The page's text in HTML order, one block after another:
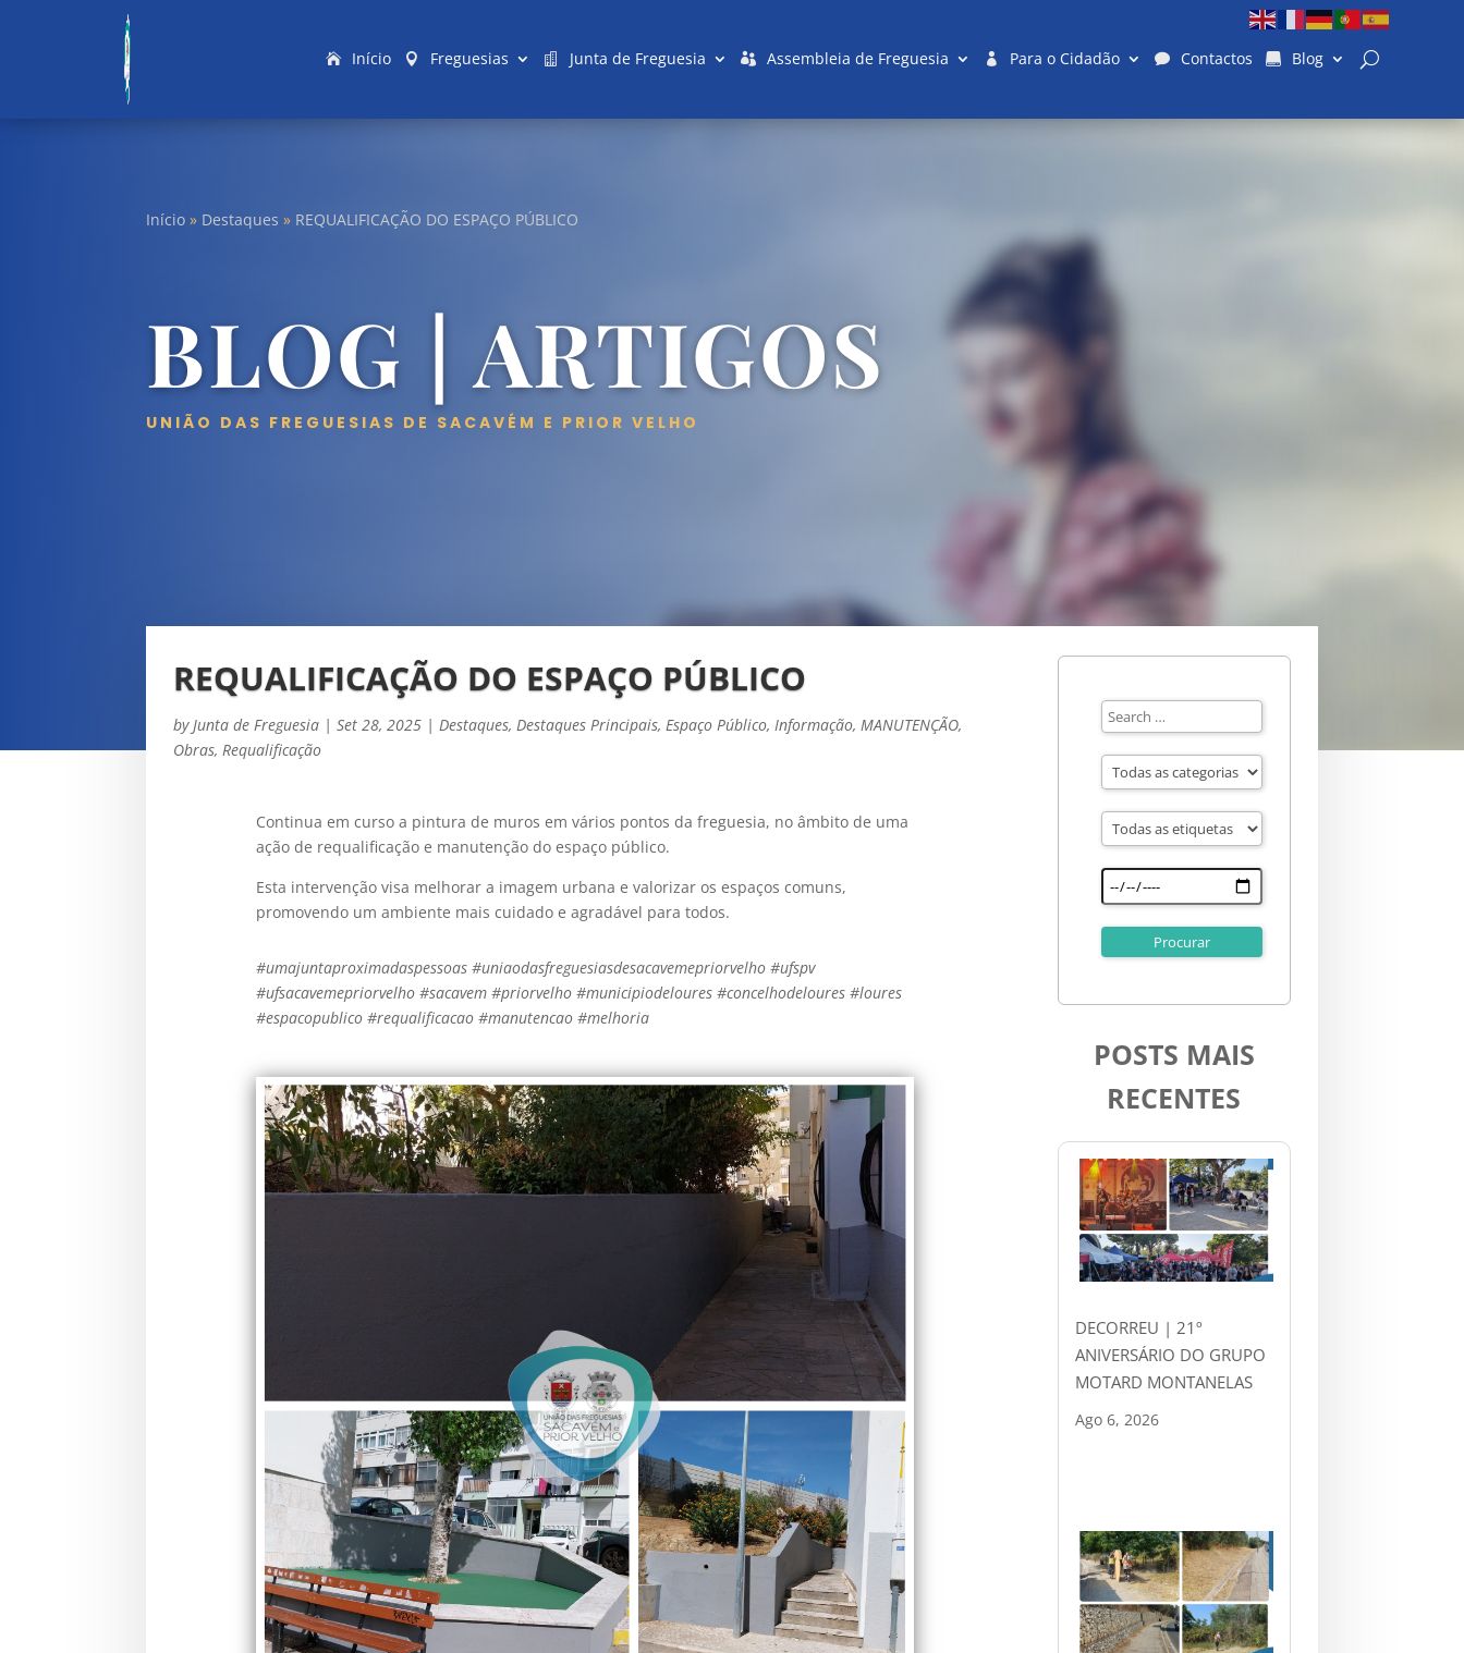
Início Freguesias Junta de Freguesia Assembleia de Freguesia Para o Cidadão Contactos Blog
Início » Destaques » REQUALIFICAÇÃO DO ESPAÇO PÚBLICO
BLOG | ARTIGOS
UNIÃO DAS FREGUESIAS DE SACAVÉM E PRIOR VELHO
REQUALIFICAÇÃO DO ESPAÇO PÚBLICO
by Junta de Freguesia |Set 28, 2025 | Destaques, Destaques Principais, Espaço Público, Informação, MANUTENÇÃO,
Obras, Requalificação
Continua em curso a pintura de muros em vários pontos da freguesia, no âmbito de uma
ação de requalificação e manutenção do espaço público.
Esta intervenção visa melhorar a imagem urbana e valorizar os espaços comuns,
promovendo um ambiente mais cuidado e agradável para todos.
#umajuntaproximadaspessoas #uniaodasfreguesiasdesacavemepriorvelho #ufspv
#ufsacavemepriorvelho #sacavem #priorvelho #municipiodeloures #concelhodeloures #loures
#espacopublico #requalificacao #manutencao #melhoria
POSTS MAIS
RECENTES
DECORREU | 21º
ANIVERSÁRIO DO GRUPO
MOTARD MONTANELAS
Ago 6, 2026